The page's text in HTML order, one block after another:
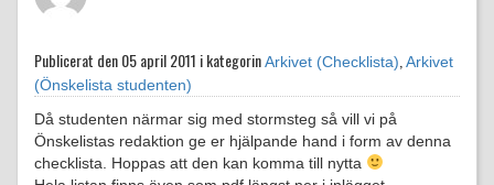
Publicerat den05 april 2011 i kategorinArkivet (Checklista) Arkivet
(Önskelista studenten)
Då studenten närmar sig med stormsteg så vill vi på
Önskelistas redaktion ge er hjälpande hand i form av denna
checklista. Hoppas att den kan komma till nytta